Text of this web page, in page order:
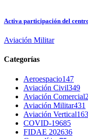
Activa participación del
Aviación Militar
Categorías
Aeroespacio147
Aviación Civil349
Aviación Comercial
Aviación Militar431
Aviación Vertical163
COVID-19685
FIDAE 202636